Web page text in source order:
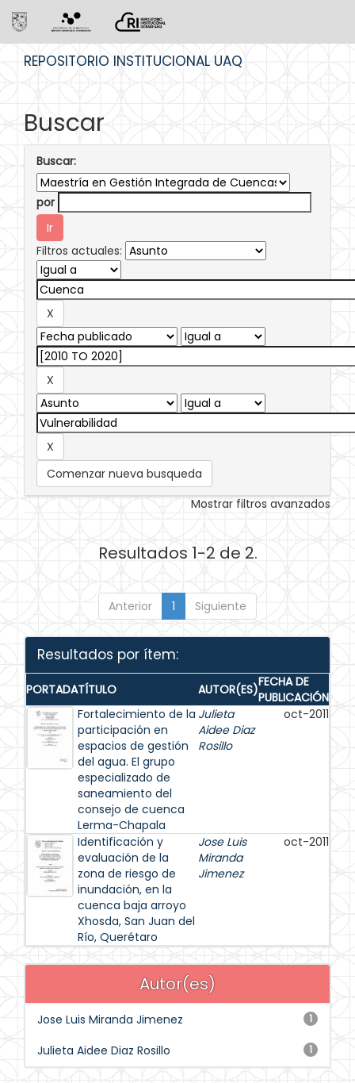
REPOSITORIO INSTITUCIONAL UAQ
Buscar
Buscar:
por
Filtros actuales:
Comenzar nueva busqueda
Mostrar filtros avanzados
Resultados 1-2 de 2.
Anterior 1 Siguiente
Resultados por ítem:
PORTADATÍTULO AUTOR(ES)FECHA DE
PUBLICACIÓN
Fortalecimiento de la
participación en
espacios de gestión
del agua. El grupo
especializado de
saneamiento del
consejo de cuenca
Lerma-Chapala
Julieta
Aidee Diaz
Rosillo
oct-2011
Identificación y
evaluación de la
zona de riesgo de
inundación, en la
cuenca baja arroyo
Xhosda, San Juan del
Río, Querétaro
Jose Luis
Miranda
Jimenez
oct-2011
Autor(es)
1
Jose Luis Miranda Jimenez
1
Julieta Aidee Diaz Rosillo